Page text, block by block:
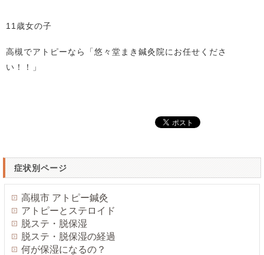
11歳女の子
高槻でアトピーなら「悠々堂まき鍼灸院にお任せくださ
い！！」
症状別ページ
高槻市 アトピー鍼灸
アトピーとステロイド
脱ステ・脱保湿
脱ステ・脱保湿の経過
何が保湿になるの？